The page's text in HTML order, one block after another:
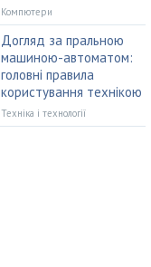
Компютери
Догляд за пральною
машиною-автоматом:
головні правила
користування технікою
Техніка і технології